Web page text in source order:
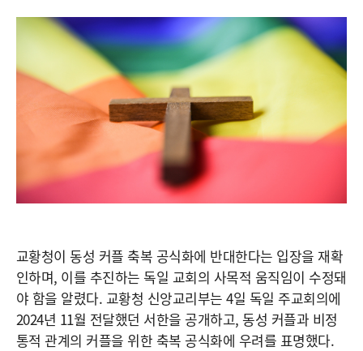
교황청이 동성 커플 축복 공식화에 반대한다는 입장을 재확
인하며, 이를 추진하는 독일 교회의 사목적 움직임이 수정돼
야 함을 알렸다. 교황청 신앙교리부는 4일 독일 주교회의에
2024년 11월 전달했던 서한을 공개하고, 동성 커플과 비정
통적 관계의 커플을 위한 축복 공식화에 우려를 표명했다.